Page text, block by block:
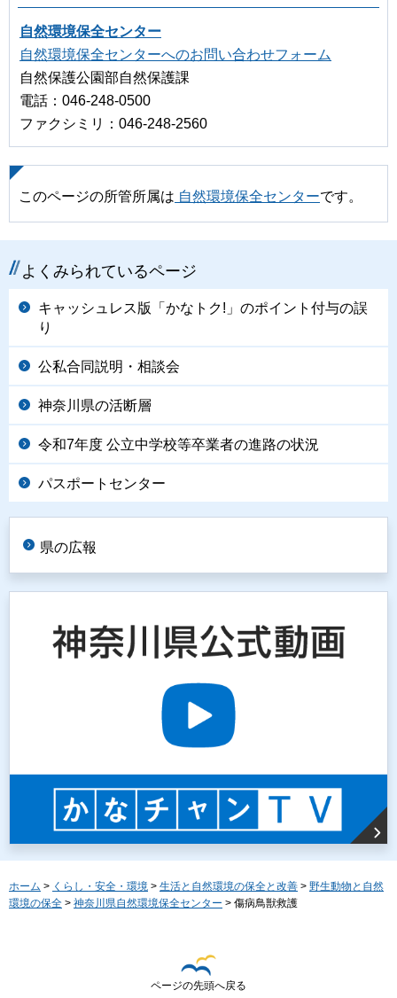
自然環境保全センター
自然環境保全センターへのお問い合わせフォーム
自然保護公園部自然保護課
電話：046-248-0500
ファクシミリ：046-248-2560
このページの所管所属は 自然環境保全センターです。
よくみられているページ
キャッシュレス版「かなトク!」のポイント付与の誤
り
公私合同説明・相談会
神奈川県の活断層
令和7年度 公立中学校等卒業者の進路の状況
パスポートセンター
県の広報
ホーム > くらし・安全・環境 > 生活と自然環境の保全と改善 > 野生動物と自然
環境の保全 > 神奈川県自然環境保全センター > 傷病鳥獣救護
ページの先頭へ戻る